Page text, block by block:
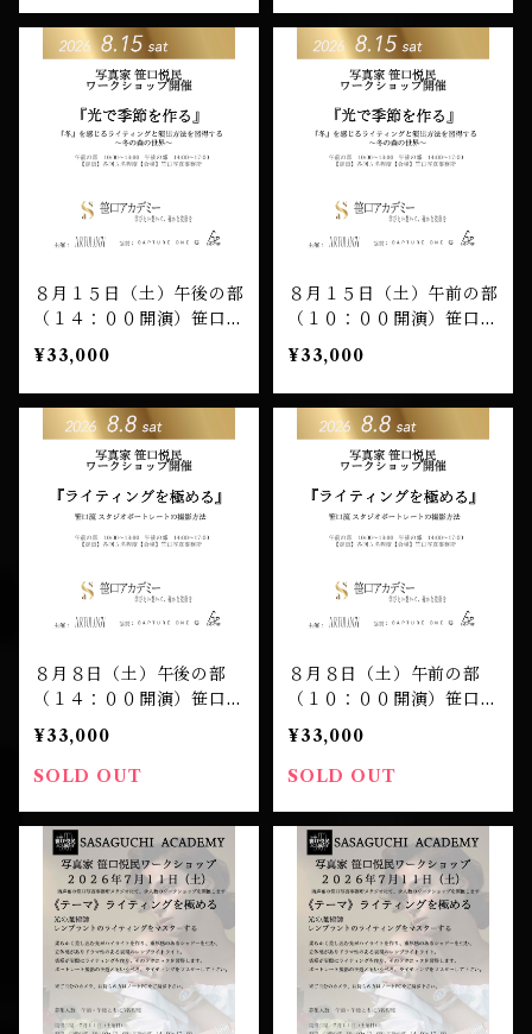
８月１５日（土）午後の部
（１４：００開演）笹口悦
民 ワークショップ 受講
チケット
¥33,000
８月１５日（土）午前の部
（１０：００開演）笹口悦
民 ワークショップ 受講
チケット
¥33,000
８月８日（土）午後の部
（１４：００開演）笹口悦
民 ワークショップ 受講
チケット
¥33,000
SOLD OUT
８月８日（土）午前の部
（１０：００開演）笹口悦
民 ワークショップ 受講
チケット
¥33,000
SOLD OUT